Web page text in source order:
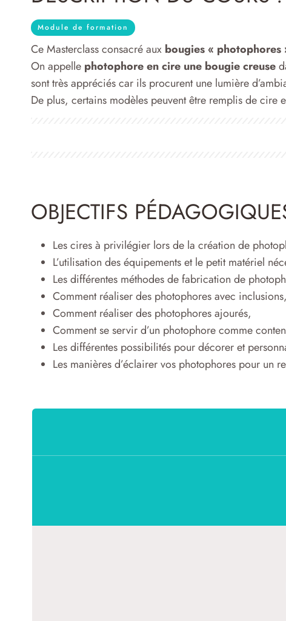
Module de formation
Ce Masterclass consacré aux bougies « photophores
On appelle photophore en cire une bougie creuse
sont très appréciés car ils procurent une lumière
De plus, certains modèles peuvent être remplis de
OBJECTIFS
Les cires à privilégier lors de la création de
L’utilisation des équipements et le petit matériel
Les différentes méthodes de fabrication de
Comment réaliser des photophores avec inclusions,
Comment réaliser des photophores ajourés,
Comment se servir d’un photophore comme
Les différentes possibilités pour décorer et
Les manières d’éclairer vos photophores pour un